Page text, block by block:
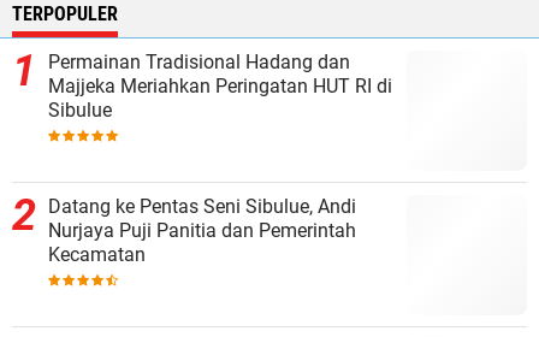
TERPOPULER
Permainan Tradisional Hadang dan
Majjeka Meriahkan Peringatan HUT RI di
Sibulue
Datang ke Pentas Seni Sibulue, Andi
Nurjaya Puji Panitia dan Pemerintah
Kecamatan